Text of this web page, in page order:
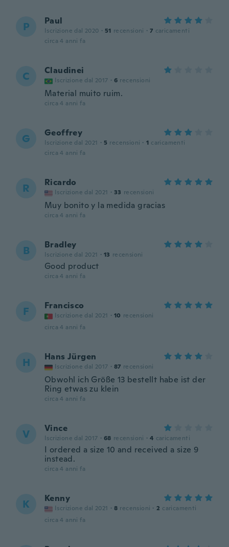
P Paul
Iscrizione dal 2020 · 51 recensioni · 7 caricamenti
circa 4 anni fa
C Claudinei
Iscrizione dal 2017 · 6 recensioni
Material muito ruim.
circa 4 anni fa
G Geoffrey
Iscrizione dal 2021 · 5 recensioni · 1 caricamenti
circa 4 anni fa
R Ricardo
Iscrizione dal 2021 · 33 recensioni
Muy bonito y la medida gracias
circa 4 anni fa
B Bradley
Iscrizione dal 2021 · 13 recensioni
Good product
circa 4 anni fa
F Francisco
Iscrizione dal 2021 · 10 recensioni
circa 4 anni fa
H Hans Jürgen
Iscrizione dal 2017 · 87 recensioni
Obwohl ich Größe 13 bestellt habe ist der
Ring etwas zu klein
circa 4 anni fa
V Vince
Iscrizione dal 2017 · 68 recensioni · 4 caricamenti
I ordered a size 10 and received a size 9
instead.
circa 4 anni fa
K Kenny
Iscrizione dal 2021 · 8 recensioni · 2 caricamenti
circa 4 anni fa